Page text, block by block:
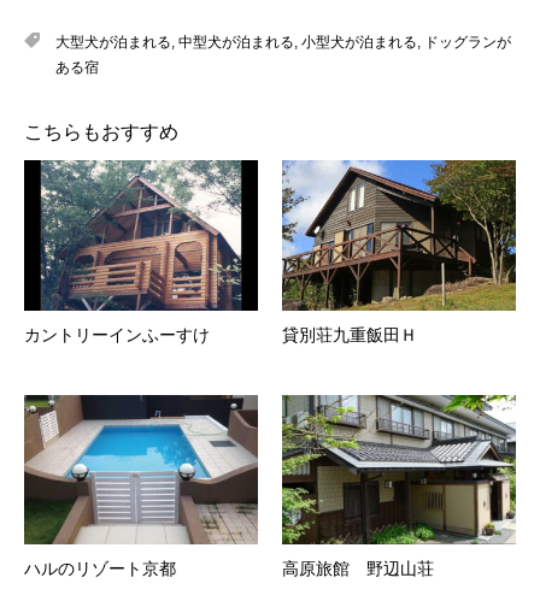
大型犬が泊まれる, 中型犬が泊まれる, 小型犬が泊まれる, ドッグランが
ある宿
こちらもおすすめ
カントリーインふーすけ 貸別荘九重飯田Ｈ
ハルのリゾート京都 高原旅館 野辺山荘